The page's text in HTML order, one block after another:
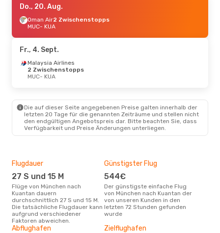
Do., 20. Aug.
Oman Air2 Zwischenstopps
MUC- KUA
Fr., 4. Sept.
Malaysia Airlines
2 Zwischenstopps
MUC- KUA
Die auf dieser Seite angegebenen Preise galten innerhalb der
letzten 20 Tage für die genannten Zeiträume und stellen nicht
den endgültigen Angebotspreis dar. Bitte beachten Sie, dass
Verfügbarkeit und Preise Änderungen unterliegen.
Flugdauer
27 S und 15 M
Flüge von München nach
Kuantan dauern
durchschnittlich 27 S und 15 M.
Die tatsächliche Flugdauer kann
aufgrund verschiedener
Faktoren abweichen.
Günstigster Flug
544€
Der günstigste einfache Flug
von München nach Kuantan der
von unseren Kunden in den
letzten 72 Stunden gefunden
wurde
Abflughafen Zielflughafen